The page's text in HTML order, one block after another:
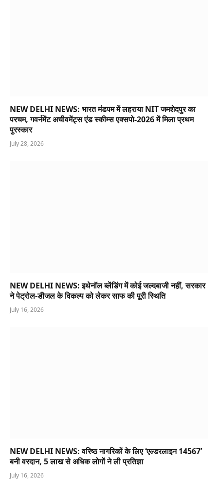
NEW DELHI NEWS: भारत मंडपम में लहराया NIT जमशेदपुर का
परचम, गवर्नमेंट अचीवमेंट्स एंड स्कीम्स एक्सपो-2026 में मिला प्रथम
पुरस्कार
July 28, 2026
NEW DELHI NEWS: इथेनॉल ब्लेंडिंग में कोई जल्दबाजी नहीं, सरकार
ने पेट्रोल-डीजल के विकल्प को लेकर साफ की पूरी स्थिति
July 16, 2026
NEW DELHI NEWS: वरिष्ठ नागरिकों के लिए ‘एल्डरलाइन 14567’
बनी वरदान, 5 लाख से अधिक लोगों ने ली प्रतिज्ञा
July 16, 2026